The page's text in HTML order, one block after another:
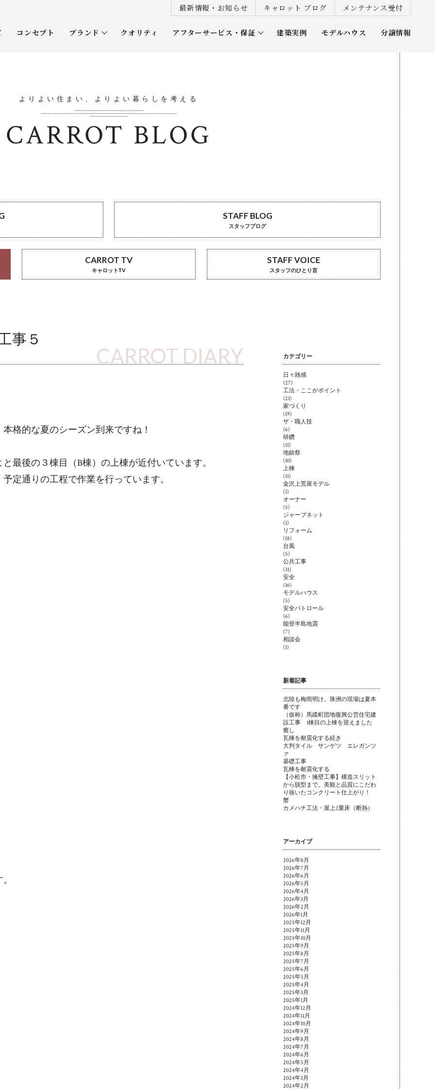
最新情報・お知らせ キャロット ブログ メンテナンス受付
コンセプト ブランド
平屋
クオリティ アフターサービス・保証 建築実例 モデルハウス 分譲情報
よりよい住まい、よりよい暮らしを考える
CARROT BLOG
STAFF BLOG
スタッフブログ
CARROT TV
キャロットTV
STAFF VOICE
スタッフのひとり言
事５
CARROT DIARY
格的な夏のシーズン到来ですね！
最後の３棟目（B棟）の上棟が近付いています。
定通りの工程で作業を行っています。
カテゴリー
日々雑感
(27)
工法・ここがポイント
(21)
家づくり
(19)
ザ・職人技
(6)
研鑽
(11)
地鎮祭
(10)
上棟
(11)
金沢上荒屋モデル
(1)
オーナー
(5)
ジャーブネット
(1)
リフォーム
(18)
台風
(5)
公共工事
(31)
安全
(16)
モデルハウス
(5)
安全パトロール
(6)
能登半島地震
(7)
相談会
(1)
新着記事
北陸も梅雨明け。珠洲の現場は夏本
番です
（仮称）馬緤町団地復興公営住宅建
設工事 1棟目の上棟を迎えました
癒し
瓦棟を耐震化する続き
大判タイル サンゲツ エレガンツ
ァ
基礎工事
瓦棟を耐震化する
【小松市・擁壁工事】構造スリット
から脱型まで。美観と品質にこだわ
り抜いたコンクリート仕上がり！
蟹
カメハチ工法・屋上2重床（断熱）
アーカイブ
2026年8月
2026年7月
2026年6月
2026年5月
2026年4月
2026年3月
2026年2月
2026年1月
2025年12月
2025年11月
2025年10月
2025年9月
2025年8月
2025年7月
2025年6月
2025年5月
2025年4月
2025年3月
2025年1月
2024年12月
2024年11月
2024年10月
2024年9月
2024年8月
2024年7月
2024年6月
2024年5月
2024年4月
2024年3月
2024年2月